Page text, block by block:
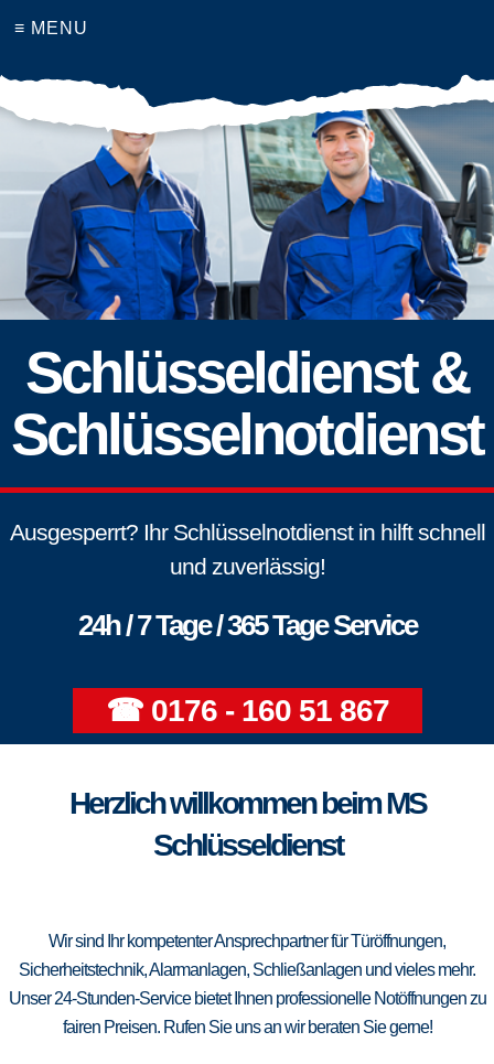
≡ MENU
Schlüsseldienst &
Schlüsselnotdienst
Ausgesperrt? Ihr Schlüsselnotdienst in hilft schnell
und zuverlässig!
24h / 7 Tage / 365 Tage Service
☎ 0176 - 160 51 867
Herzlich willkommen beim MS
Schlüsseldienst
Wir sind Ihr kompetenter Ansprechpartner für Türöffnungen,
Sicherheitstechnik, Alarmanlagen, Schließanlagen und vieles mehr.
Unser 24-Stunden-Service bietet Ihnen professionelle Notöffnungen zu
fairen Preisen. Rufen Sie uns an wir beraten Sie gerne!